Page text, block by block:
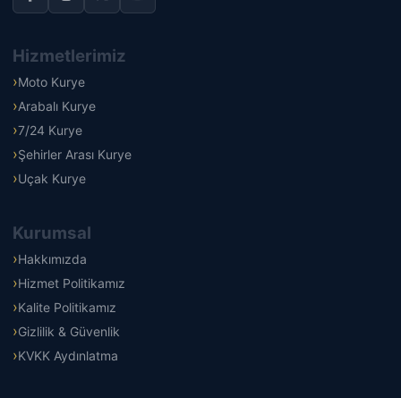
Hizmetlerimiz
Moto Kurye
Arabalı Kurye
7/24 Kurye
Şehirler Arası Kurye
Uçak Kurye
Kurumsal
Hakkımızda
Hizmet Politikamız
Kalite Politikamız
Gizlilik & Güvenlik
KVKK Aydınlatma